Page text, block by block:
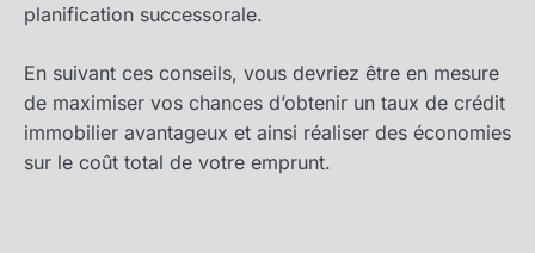
planification successorale.
En suivant ces conseils, vous devriez être en mesure
de maximiser vos chances d’obtenir un taux de crédit
immobilier avantageux et ainsi réaliser des économies
sur le coût total de votre emprunt.